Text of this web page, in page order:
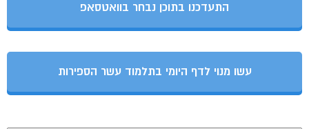
התעדכנו בתוכן נבחר בוואטסאפ
עשו מנוי לדף היומי בתלמוד עשר הספירות